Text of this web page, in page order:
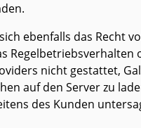
ebenfalls das Recht
nicht gestattet,
auf den Server zu
des Kunden